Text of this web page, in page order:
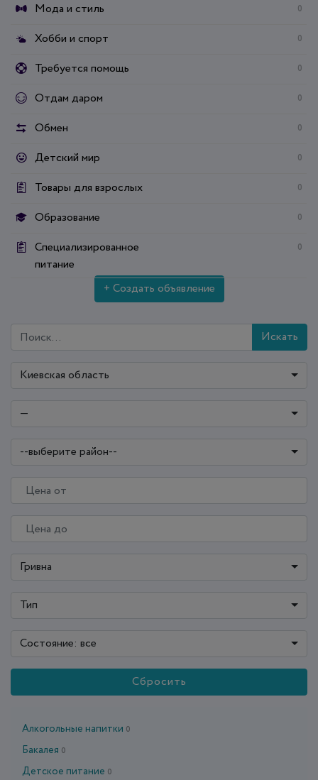
Мода и стиль 0
Хобби и спорт 0
Требуется помощь 0
Отдам даром 0
Обмен 0
Детский мир 0
Товары для взрослых 0
Образование 0
Специализированное
питание
0
+ Создать объявление
Искать
Киевская область
—
--выберите район--
Гривна
Тип
Состояние: все
Сбросить
Алкогольные напитки 0
Бакалея 0
Детское питание 0